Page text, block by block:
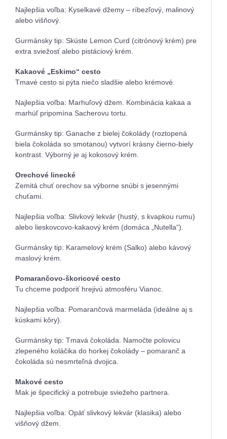
Najlepšia voľba: Kyselkavé džemy – ríbezľový, malinový
alebo višňový.
Gurmánsky tip: Skúste Lemon Curd (citrónový krém) pre
extra sviežosť alebo pistáciový krém.
Kakaové „Eskimo“ cesto
Tmavé cesto si pýta niečo sladšie alebo krémové.
Najlepšia voľba: Marhuľový džem. Kombinácia kakaa a
marhúľ pripomína Sacherovu tortu.
Gurmánsky tip: Ganache z bielej čokolády (roztopená
biela čokoláda so smotanou) vytvorí krásny čierno-biely
kontrast. Výborný je aj kokosový krém.
Orechové linecké
Zemitá chuť orechov sa výborne snúbi s jesennými
chuťami.
Najlepšia voľba: Slivkový lekvár (hustý, s kvapkou rumu)
alebo lieskovcovo-kakaový krém (domáca „Nutella“).
Gurmánsky tip: Karamelový krém (Salko) alebo kávový
maslový krém.
Pomarančovo-škoricové cesto
Tu chceme podporiť hrejivú atmosféru Vianoc.
Najlepšia voľba: Pomarančová marmeláda (ideálne aj s
kúskami kôry).
Gurmánsky tip: Tmavá čokoláda. Namočte polovicu
zlepeného koláčika do horkej čokolády – pomaranč a
čokoláda sú nesmrteľná dvojica.
Makové cesto
Mak je špecifický a potrebuje sviežeho partnera.
Najlepšia voľba: Opäť slivkový lekvár (klasika) alebo
višňový džem.